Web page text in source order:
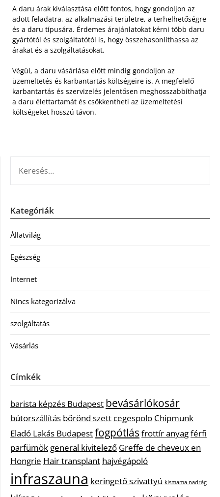
A daru árak kiválasztása előtt fontos, hogy gondoljon az
adott feladatra, az alkalmazási területre, a terhelhetőségre
és a daru típusára. Érdemes árajánlatokat kérni több daru
gyártótól és szolgáltatótól is, hogy összehasonlíthassa az
árakat és a szolgáltatásokat.
Végül, a daru vásárlása előtt mindig gondoljon az
üzemeltetés és karbantartás költségeire is. A megfelelő
karbantartás és szervizelés jelentősen meghosszabbíthatja
a daru élettartamát és csökkentheti az üzemeltetési
költségeket hosszú távon.
Kategóriák
Állatvilág
Egészség
Internet
Nincs kategorizálva
szolgáltatás
Vásárlás
Címkék
barista képzés Budapest bevásárlókosár
bútorszállítás bőrönd szett cegespolo Chipmunk
Eladó Lakás Budapestfogpótlás frottír anyagférfi
parfümök general kivitelező Greffe de cheveux en
Hongrie Hair transplant hajvégápoló
infraszauna keringető szivattyú kismama nadrág